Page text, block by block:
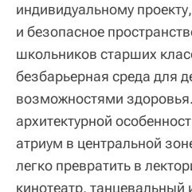
индивидуальному
и безопасное
школьников старших
безбарьерная среда для
возможностями
архитектурной
атриум в центральной
легко превратить в
кинотеатр, танцевальный